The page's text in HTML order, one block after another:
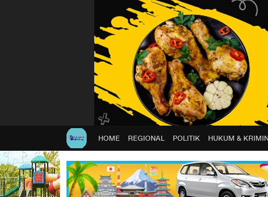
HOME REGIONAL POLITIK HUKUM &